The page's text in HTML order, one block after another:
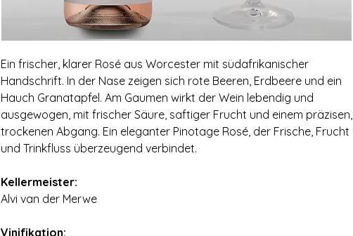
Ein frischer, klarer Rosé aus Worcester mit südafrikanischer
Handschrift. In der Nase zeigen sich rote Beeren, Erdbeere und ein
Hauch Granatapfel. Am Gaumen wirkt der Wein lebendig und
ausgewogen, mit frischer Säure, saftiger Frucht und einem präzisen,
trockenen Abgang. Ein eleganter Pinotage Rosé, der Frische, Frucht
und Trinkfluss überzeugend verbindet.
Kellermeister:
Alvi van der Merwe
Vinifikation: